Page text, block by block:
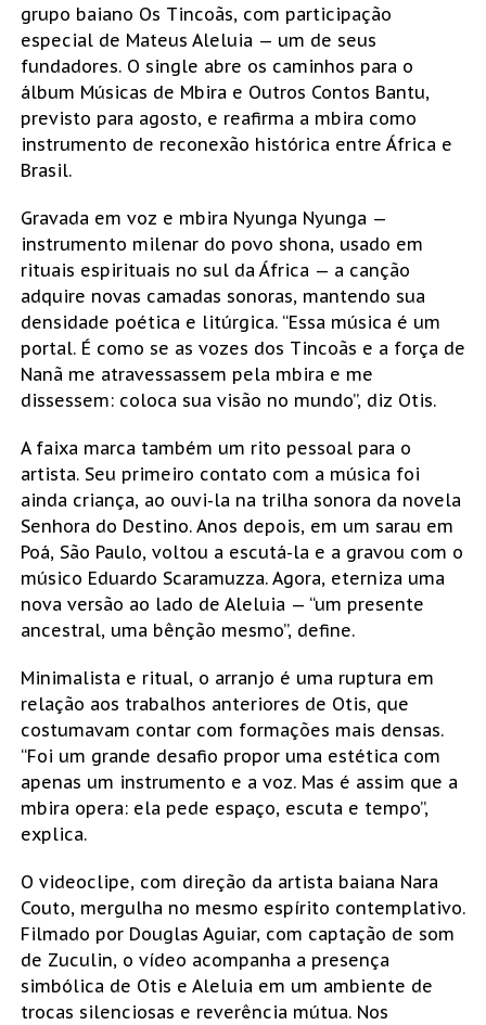
grupo baiano Os Tincoãs, com participação
especial de Mateus Aleluia — um de seus
fundadores. O single abre os caminhos para o
álbum Músicas de Mbira e Outros Contos Bantu,
previsto para agosto, e reafirma a mbira como
instrumento de reconexão histórica entre África e
Brasil.
Gravada em voz e mbira Nyunga Nyunga —
instrumento milenar do povo shona, usado em
rituais espirituais no sul da África — a canção
adquire novas camadas sonoras, mantendo sua
densidade poética e litúrgica. “Essa música é um
portal. É como se as vozes dos Tincoãs e a força de
Nanã me atravessassem pela mbira e me
dissessem: coloca sua visão no mundo”, diz Otis.
A faixa marca também um rito pessoal para o
artista. Seu primeiro contato com a música foi
ainda criança, ao ouvi-la na trilha sonora da novela
Senhora do Destino. Anos depois, em um sarau em
Poá, São Paulo, voltou a escutá-la e a gravou com o
músico Eduardo Scaramuzza. Agora, eterniza uma
nova versão ao lado de Aleluia — “um presente
ancestral, uma bênção mesmo”, define.
Minimalista e ritual, o arranjo é uma ruptura em
relação aos trabalhos anteriores de Otis, que
costumavam contar com formações mais densas.
“Foi um grande desafio propor uma estética com
apenas um instrumento e a voz. Mas é assim que a
mbira opera: ela pede espaço, escuta e tempo”,
explica.
O videoclipe, com direção da artista baiana Nara
Couto, mergulha no mesmo espírito contemplativo.
Filmado por Douglas Aguiar, com captação de som
de Zuculin, o vídeo acompanha a presença
simbólica de Otis e Aleluia em um ambiente de
trocas silenciosas e reverência mútua. Nos